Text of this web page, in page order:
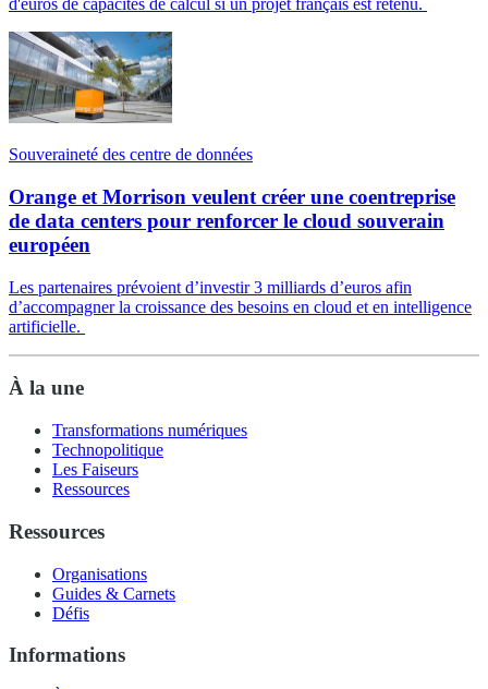
Souveraineté des centre de données
Orange et Morrison veulent créer une coentreprise
de data centers pour renforcer le cloud souverain
européen
Les partenaires prévoient d’investir 3 milliards d’euros afin
d’accompagner la croissance des besoins en cloud et en intelligence
artificielle.
À la une
Transformations numériques
Technopolitique
Les Faiseurs
Ressources
Ressources
Organisations
Guides & Carnets
Défis
Informations